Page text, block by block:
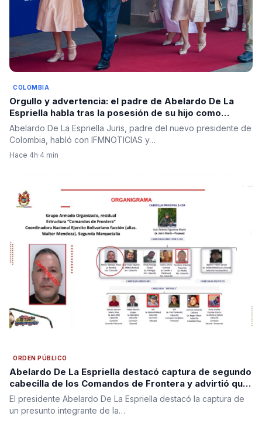
COLOMBIA
Orgullo y advertencia: el padre de Abelardo De La
Espriella habla tras la posesión de su hijo como
presidente
Abelardo De La Espriella Juris, padre del nuevo presidente de
Colombia, habló con IFMNOTICIAS y…
Hace 4h·4 min
ORDEN PÚBLICO
Abelardo De La Espriella destacó captura de segundo
cabecilla de los Comandos de Frontera y advirtió que
“se acabó la impunidad”
El presidente Abelardo De La Espriella destacó la captura de
un presunto integrante de la…